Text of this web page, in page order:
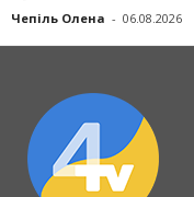
Чепіль Олена - 06.08.2026